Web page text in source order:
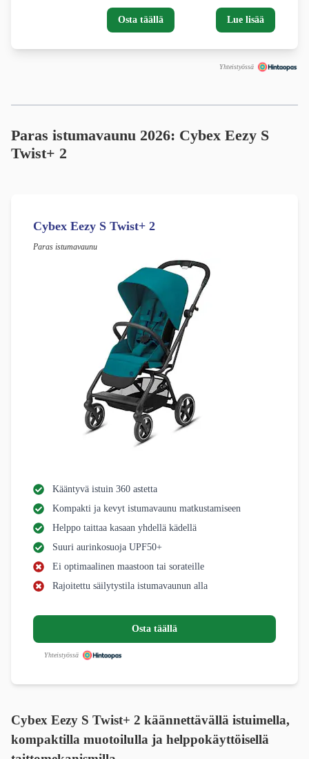
Osta täällä Lue lisää
Yhteistyössä
Paras istumavaunu 2026: Cybex Eezy S
Twist+ 2
Cybex Eezy S Twist+ 2
Paras istumavaunu
Kääntyvä istuin 360 astetta
Kompakti ja kevyt istumavaunu matkustamiseen
Helppo taittaa kasaan yhdellä kädellä
Suuri aurinkosuoja UPF50+
Ei optimaalinen maastoon tai sorateille
Rajoitettu säilytystila istumavaunun alla
Osta täällä
Yhteistyössä
Cybex Eezy S Twist+ 2 käännettävällä istuimella,
kompaktilla muotoilulla ja helppokäyttöisellä